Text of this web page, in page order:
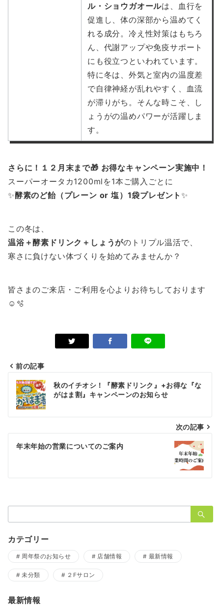
ル・ショウガオールは、血行を
促進し、体の深部から温めてく
れる成分。冷え性対策はもちろ
ん、代謝アップや免疫サポート
にも役立つといわれています。
特に冬は、外気と室内の温度差
で自律神経が乱れやすく、血流
が滞りがち。そんな時こそ、し
ょうがの温めパワーが活躍しま
す。
さらに！１２月末まで🎁 お得なキャンペーン実施中！
スーパーオータカ1200mlを1本ご購入ごとに
✨酵素のど飴（プレーン or 塩）1袋プレゼント✨
この冬は、
温浴＋酵素ドリンク＋しょうがのトリプル温活で、
寒さに負けない体づくりを始めてみませんか？
皆さまのご来店・ご利用を心よりお待ちしております
☺️🫧
投
稿
ナ
ビ
ゲ
シ
前の記事
秋のイチオシ！『酵素ドリンク』+お得な『な
がはま割』キャンペーンのお知らせ
次の記事
年末年始の営業についてのご案内
索：
カテゴリー
周年祭のお知らせ 店舗情報 最新情報
未分類 ２Fサロン
最新情報